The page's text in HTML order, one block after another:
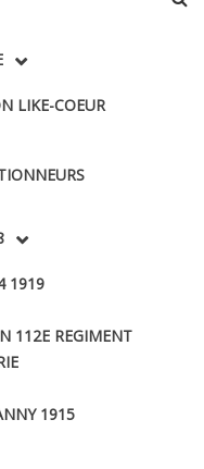
LIKE-COEUR
1919
112E REGIMENT
1915